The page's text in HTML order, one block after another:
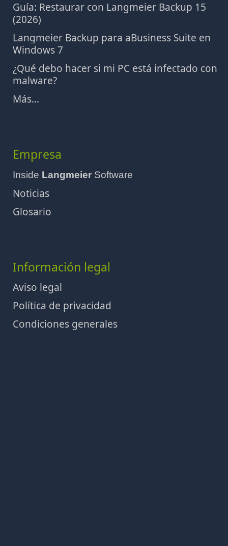
Guía: Restaurar con Langmeier Backup 15
(2026)
Langmeier Backup para aBusiness Suite en
Windows 7
¿Qué debo hacer si mi PC está infectado con
malware?
Más...
Empresa
Inside Langmeier Software
Noticias
Glosario
Información legal
Aviso legal
Política de privacidad
Condiciones generales